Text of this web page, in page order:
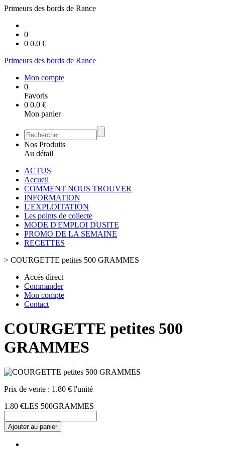
Primeurs des bords de Rance
0
0 0.0 €
Primeurs des bords de Rance
Mon compte
0
Favoris
0 0.0 €
Mon panier
Nos Produits
Au détail
ACTUS
Accueil
COMMENT NOUS TROUVER
INFORMATION
L'EXPLOITATION
Les points de collecte
MODE D'EMPLOI DUSITE
PROMO DE LA SEMAINE
RECETTES
> COURGETTE petites 500 GRAMMES
Accès direct
Commander
Mon compte
Contact
COURGETTE petites 500
GRAMMES
Prix de vente : 1.80 € l'unité
1.80 €LES 500GRAMMES
Ajouter au panier